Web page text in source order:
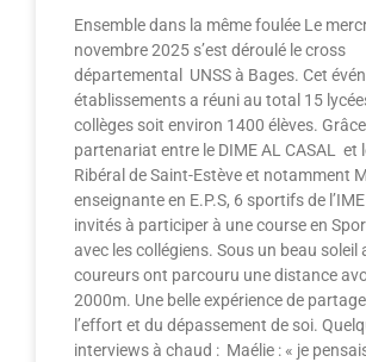
Ensemble dans la même foulée Le
novembre 2025 s’est déroulé le cross
départemental UNSS à Bages. Cet
établissements a réuni au total 15
collèges soit environ 1400 élèves.
partenariat entre le DIME AL CASAL et
Ribéral de Saint-Estève et notamment
enseignante en E.P.S, 6 sportifs de
invités à participer à une course en
avec les collégiens. Sous un beau soleil
coureurs ont parcouru une distance
2000m. Une belle expérience de
l’effort et du dépassement de soi.
interviews à chaud : Maélie : « je